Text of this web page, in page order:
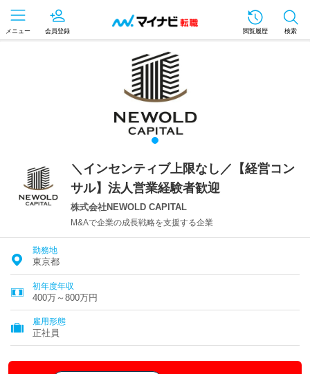
メニュー 会員登録 閲覧履歴 検索
＼インセンティブ上限なし／【経営コン
サル】法人営業経験者歓迎
株式会社NEWOLD CAPITAL
M&Aで企業の成長戦略を支援する企業
勤務地
東京都
初年度年収
400万～800万円
雇用形態
正社員